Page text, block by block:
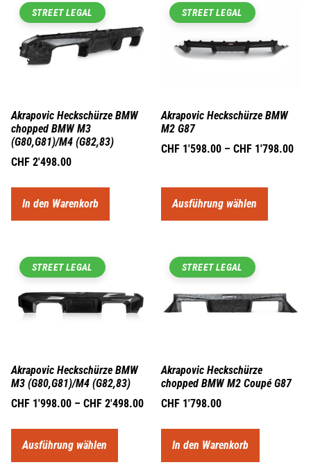
STREET LEGAL
Akrapovic Heckschürze BMW
chopped BMW M3
(G80,G81)/M4 (G82,83)
CHF 2'498.00
In den Warenkorb
STREET LEGAL
Akrapovic Heckschürze BMW
M2 G87
CHF 1'598.00 – CHF 1'798.00
Ausführung wählen
STREET LEGAL
Akrapovic Heckschürze BMW
M3 (G80,G81)/M4 (G82,83)
CHF 1'998.00 – CHF 2'498.00
Ausführung wählen
STREET LEGAL
Akrapovic Heckschürze
chopped BMW M2 Coupé G87
CHF 1'798.00
In den Warenkorb